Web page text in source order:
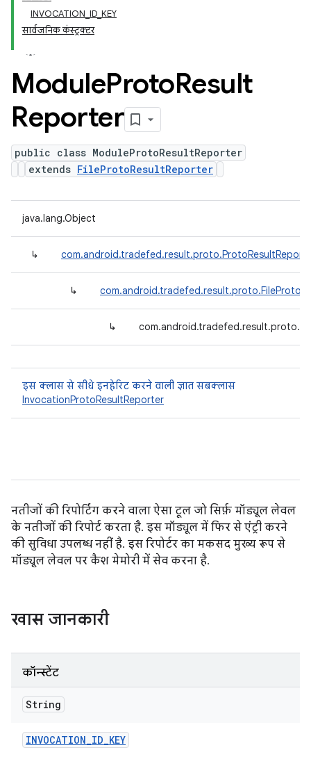
INVOCATION_ID_KEY
सार्वजनिक कंस्ट्रक्टर
ModuleProtoResult
Reporter
public class ModuleProtoResultReporter
extends FileProtoResultReporter
java.lang.Object
↳
↳
↳
इस क्लास से सीधे इनहेरिट करने वाली ज्ञात सबक्लास
InvocationProtoResultReporter
नतीजों की रिपोर्टिंग करने वाला ऐसा टूल जो सिर्फ़ मॉड्यूल लेवल
के नतीजों की रिपोर्ट करता है. इस मॉड्यूल में फिर से एंट्री करने
की सुविधा उपलब्ध नहीं है. इस रिपोर्टर का मकसद मुख्य रूप से
मॉड्यूल लेवल पर कैश मेमोरी में सेव करना है.
खास जानकारी
कॉन्स्टेंट
String
INVOCATION_ID_KEY